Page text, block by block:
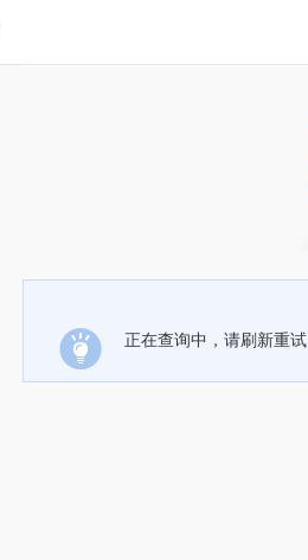
正在查询中，请刷新重试